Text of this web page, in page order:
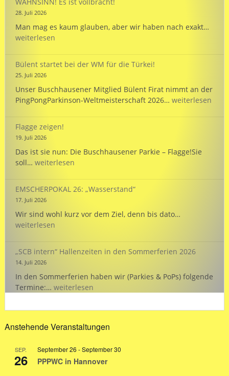
28. Juli 2026
Man mag es kaum glauben, aber wir haben nach exakt…
weiterlesen
Bülent startet bei der WM für die Türkei!
25. Juli 2026
Unser Buschhausener Mitglied Bülent Firat nimmt an der
PingPongParkinson-Weltmeisterschaft 2026… Bülent
für
weiterlesen
Flagge zeigen!
19. Juli 2026
Das ist sie nun: Die Buschhausener Parkie – Flagge!Sie
soll… Flagge
weiterlesen
EMSCHERPOKAL 26: „Wasserstand“
17. Juli 2026
Wir sind wohl kurz vor dem Ziel, denn bis dato…
weiterlesen
„SCB intern“ Hallenzeiten in den Sommerferien 2026
14. Juli 2026
In den Sommerferien haben wir (Parkies & PoPs) folgende
Termine:… „SCB
Hallenzeiten
den
2026
weiterlesen
Anstehende Veranstaltungen
SEP.
26
September 26 -September 30
PPPWC in Hannover